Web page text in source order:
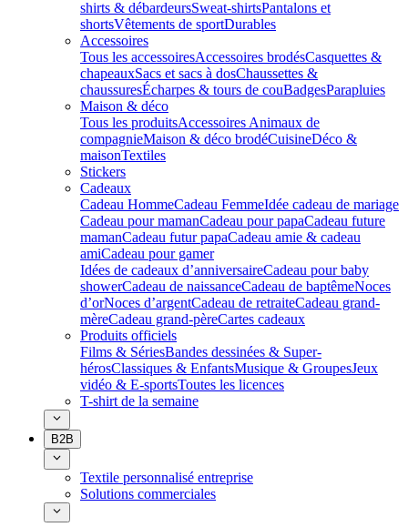
shirts & débardeursSweat-shirtsPantalons et
shortsVêtements de sportDurables
Accessoires
Tous les accessoiresAccessoires brodésCasquettes &
chapeauxSacs et sacs à dosChaussettes &
chaussuresÉcharpes & tours de couBadgesParapluies
Maison & déco
Tous les produitsAccessoires Animaux de
compagnieMaison & déco brodéCuisineDéco &
maisonTextiles
Stickers
Cadeaux
Cadeau HommeCadeau FemmeIdée cadeau de mariage​
Cadeau pour mamanCadeau pour papaCadeau future
mamanCadeau futur papaCadeau amie & cadeau
amiCadeau pour gamer
Idées de cadeaux d’anniversaireCadeau pour baby
showerCadeau de naissanceCadeau de baptêmeNoces
d’orNoces d’argentCadeau de retraiteCadeau grand-
mèreCadeau grand-pèreCartes cadeaux
Produits officiels
Films & SériesBandes dessinées & Super-
hérosClassiques & EnfantsMusique & GroupesJeux
vidéo & E-sportsToutes les licences
T-shirt de la semaine
B2B
Textile personnalisé entreprise
Solutions commerciales